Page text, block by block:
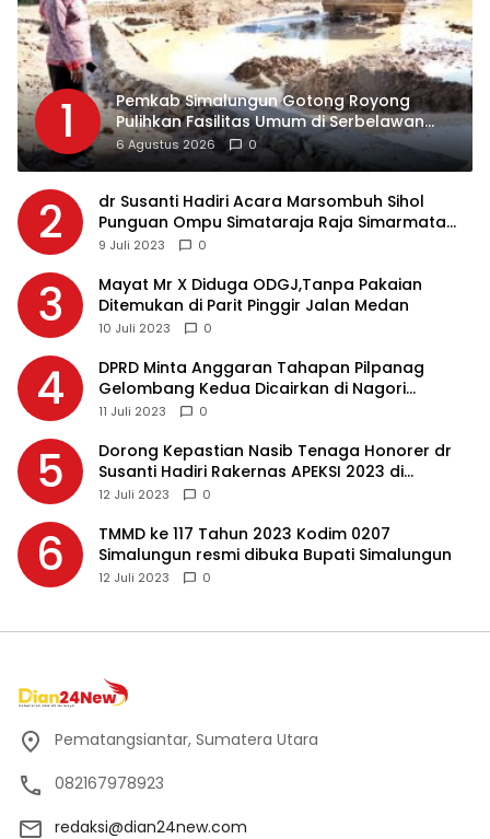
1
Pemkab Simalungun Gotong Royong
Pulihkan Fasilitas Umum di Serbelawan
Pasca Banjir
6 Agustus 2026 0
2
dr Susanti Hadiri Acara Marsombuh Sihol
Punguan Ompu Simataraja Raja Simarmata
Dohot Boruna Kota Siantar
9 Juli 2023 0
3
Mayat Mr X Diduga ODGJ,Tanpa Pakaian
Ditemukan di Parit Pinggir Jalan Medan
10 Juli 2023 0
4
DPRD Minta Anggaran Tahapan Pilpanag
Gelombang Kedua Dicairkan di Nagori
Masing-masing, Ini Alasannya…
11 Juli 2023 0
5
Dorong Kepastian Nasib Tenaga Honorer dr
Susanti Hadiri Rakernas APEKSI 2023 di
Makassar
12 Juli 2023 0
6
TMMD ke 117 Tahun 2023 Kodim 0207
Simalungun resmi dibuka Bupati Simalungun
12 Juli 2023 0
Pematangsiantar, Sumatera Utara
082167978923
redaksi@dian24new.com